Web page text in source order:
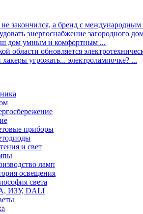
закончился, а бренд с
энергоснабжение загородного
дом умным и комфортным ...
области обновляется
угрожать... электролампочке? ...
приборы
и свет
ламп
освещения
света
ИЗУ, DALI